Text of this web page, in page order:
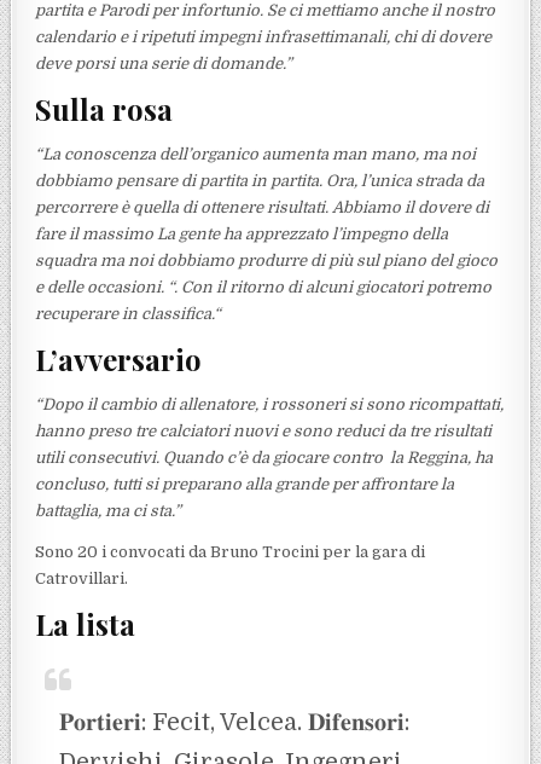
partita e Parodi per infortunio. Se ci mettiamo anche il nostro
calendario e i ripetuti impegni infrasettimanali, chi di dovere
deve porsi una serie di domande.”
Sulla rosa
“La conoscenza dell’organico aumenta man mano, ma noi
dobbiamo pensare di partita in partita. Ora, l’unica strada da
percorrere è quella di ottenere risultati. Abbiamo il dovere di
fare il massimo La gente ha apprezzato l’impegno della
squadra ma noi dobbiamo produrre di più sul piano del gioco
e delle occasioni. “. Con il ritorno di alcuni giocatori potremo
recuperare in classifica.“
L’avversario
“Dopo il cambio di allenatore, i rossoneri si sono ricompattati,
hanno preso tre calciatori nuovi e sono reduci da tre risultati
utili consecutivi. Quando c’è da giocare contro la Reggina, ha
concluso, tutti si preparano alla grande per affrontare la
battaglia, ma ci sta.”
Sono 20 i convocati da Bruno Trocini per la gara di
Catrovillari.
La lista
𝐏𝐨𝐫𝐭𝐢𝐞𝐫𝐢: Fecit, Velcea. 𝐃𝐢𝐟𝐞𝐧𝐬𝐨𝐫𝐢: